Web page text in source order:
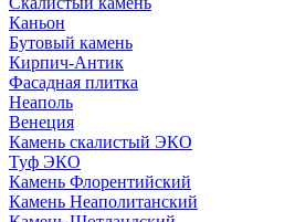
Каньон
Бутовый камень
Кирпич-Антик
Фасадная плитка
Неаполь
Венеция
Камень скалистый ЭКО
Туф ЭКО
Камень Флорентийский
Камень Неаполитанский